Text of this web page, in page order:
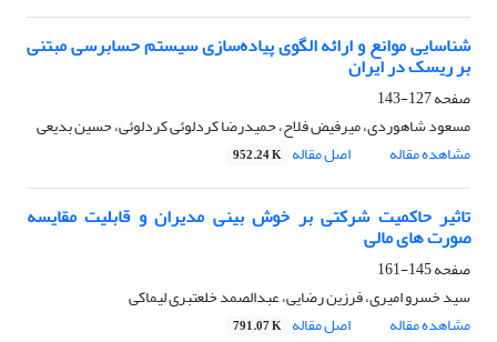
شناسایی موانع و ارائه الگوی پیاده‌سازی سیستم حسابرسی مبتنی
بر ریسک در ایران
صفحه127-143
مسعود شاهوردی، میرفیض فلاح، حمیدرضا کردلوئی کردلوئی، حسین بدیعی
مشاهده مقاله
اصل مقاله 952.24 K
تاثیر حاکمیت شرکتی بر خوش بینی مدیران و قابلیت مقایسه
صورت های مالی
صفحه145-161
سید خسرو امیری، فرزین رضایی، عبدالصمد خلعتبری لیماکی
مشاهده مقاله
اصل مقاله 791.07 K